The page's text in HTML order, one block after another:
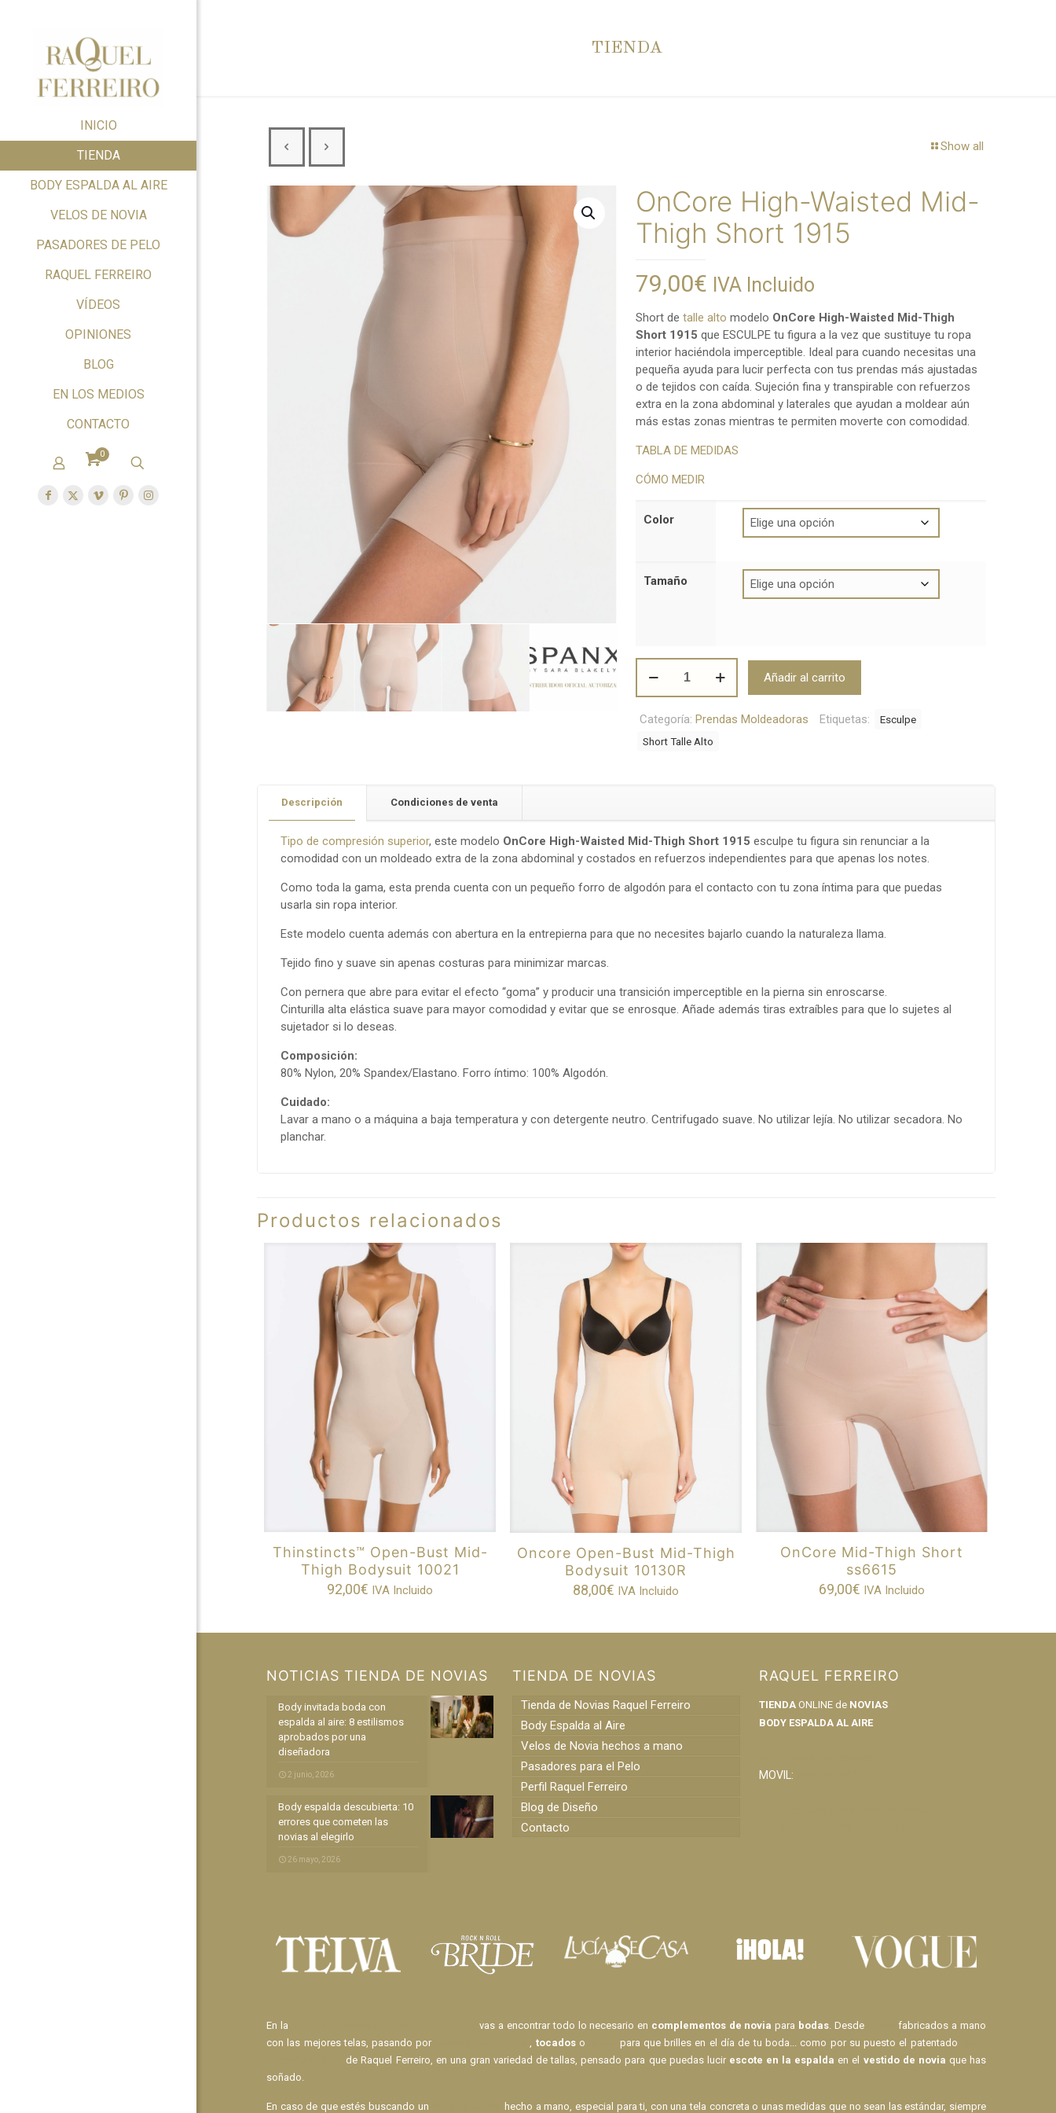
INICIO
TIENDA
BODY ESPALDA AL AIRE
VELOS DE NOVIA
PASADORES DE PELO
RAQUEL FERREIRO
VÍDEOS
OPINIONES
BLOG
EN LOS MEDIOS
CONTACTO
0
TIENDA
Show all
OnCore High-Waisted Mid-
Thigh Short 1915
79,00€ IVA Incluido
Short de talle alto modelo OnCore High-Waisted Mid-Thigh
Short 1915 que ESCULPE tu figura a la vez que sustituye tu ropa
interior haciéndola imperceptible. Ideal para cuando necesitas una
pequeña ayuda para lucir perfecta con tus prendas más ajustadas
o de tejidos con caída. Sujeción fina y transpirable con refuerzos
extra en la zona abdominal y laterales que ayudan a moldear aún
más estas zonas mientras te permiten moverte con comodidad.
TABLA DE MEDIDAS
CÓMO MEDIR
Color
Tamaño
High-
Waisted
Mid-
Thigh
Añadir al carrito
Categoría: Prendas Moldeadoras Etiquetas:
Esculpe
Short Talle Alto
Descripción Condiciones de venta
Tipo de compresión superior, este modelo OnCore High-Waisted Mid-Thigh Short 1915 esculpe tu figura sin renunciar a la
comodidad con un moldeado extra de la zona abdominal y costados en refuerzos independientes para que apenas los notes.
Como toda la gama, esta prenda cuenta con un pequeño forro de algodón para el contacto con tu zona íntima para que puedas
usarla sin ropa interior.
Este modelo cuenta además con abertura en la entrepierna para que no necesites bajarlo cuando la naturaleza llama.
Tejido fino y suave sin apenas costuras para minimizar marcas.
Con pernera que abre para evitar el efecto “goma” y producir una transición imperceptible en la pierna sin enroscarse.
Cinturilla alta elástica suave para mayor comodidad y evitar que se enrosque. Añade además tiras extraíbles para que lo sujetes al
sujetador si lo deseas.
Composición:
80% Nylon, 20% Spandex/Elastano. Forro íntimo: 100% Algodón.
Cuidado:
Lavar a mano o a máquina a baja temperatura y con detergente neutro. Centrifugado suave. No utilizar lejía. No utilizar secadora. No
planchar.
Productos relacionados
Thinstincts™ Open-Bust Mid-
Thigh Bodysuit 10021
92,00€ IVA Incluido
Oncore Open-Bust Mid-Thigh
Bodysuit 10130R
88,00€ IVA Incluido
OnCore Mid-Thigh Short
ss6615
69,00€ IVA Incluido
NOTICIAS TIENDA DE NOVIAS
Body invitada boda con
espalda al aire: 8 estilismos
aprobados por una
diseñadora
2 junio, 2026
Body espalda descubierta: 10
errores que cometen las
novias al elegirlo
26 mayo, 2026
TIENDA DE NOVIAS
Tienda de Novias Raquel Ferreiro
Body Espalda al Aire
Velos de Novia hechos a mano
Pasadores para el Pelo
Perfil Raquel Ferreiro
Blog de Diseño
Contacto
RAQUEL FERREIRO
TIENDAONLINE de NOVIAS
BODY ESPALDA AL AIRE
MOVIL:
En la vas a encontrar todo lo necesario en complementos de novia para bodas . Desde
fabricados a mano
con las mejores telas, pasando por
tocadoso para que brilles en el día de tu boda... como por su puesto el patentado
de Raquel Ferreiro, en una gran variedad de tallas, pensado para que puedas lucir escote en la espalda en el vestido de novia que has
soñado.
En caso de que estés buscando un hecho a mano, especial para ti, con una tela concreta o unas medidas que no sean las estándar, siempre